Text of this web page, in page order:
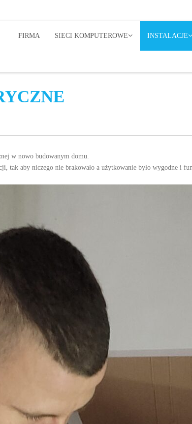
FIRMA SIECI KOMPUTEROWE INSTALACJE
w nowo budowanym domu.
tak aby niczego nie brakowało a użytkowanie było wygodne i